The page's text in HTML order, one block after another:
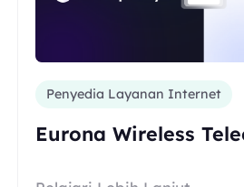
Penyedia Layanan Internet
Eurona Wireless